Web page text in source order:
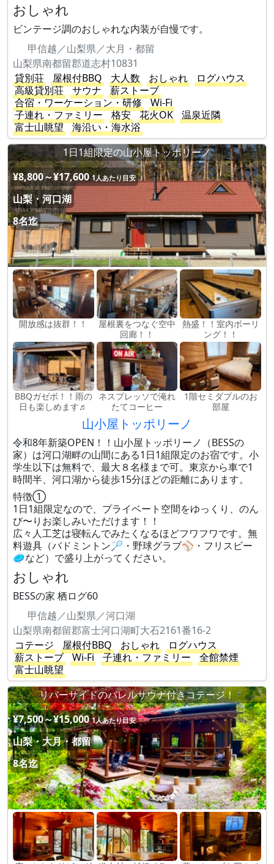
おしゃれ
ビンテージ調のおしゃれな内装が自慢です。
甲信越／山梨県／大月・都留
山梨県南都留郡道志村10831
貸別荘
屋根付BBQ 大人数 おしゃれ
ログハウス
高級貸別荘
サウナ
薪ストーブ
合宿・ワーケーション・研修
Wi-Fi
子連れ・ファミリー
格安 花火OK
温泉近隣
富士山眺望
海沿い・海水浴
1日1組限定の山小屋トッポリーノ
¥8,800～¥17,600 1人あたり目安
山梨・河口湖
8名迄
開放感は抜群！！
屋根裏をつなぐ空中
回廊！！
熱盛！！室内ボーリ
ング！！
BBQガゼボ！！雨の
日も楽しめます♬
ネスプレッソで淹れ
たてコーヒー
1階セミダブルのお
部屋
山小屋トッポリーノ
令和8年新築OPEN！！山小屋トッポリーノ（BESSの
家）は河口湖畔の山間にある1日1組限定のお宿です。小
学生以下は無料で、最大８名様まで可。東京から車で1
時間半、河口湖から徒歩15分ほどの距離にあります。
特徴①
1日1組限定なので、プライベート空間をゆっくり、のん
び〜りお楽しみいただけます！！
広々人工芝は寝転んでみたくなるほどフワフワです。無
料遊具（バドミントン🏸・野球グラブ⚾️・フリスビー
🥏など）で盛り上がってください。
おしゃれ
BESSの家 栖ログ60
甲信越／山梨県／河口湖
山梨県南都留郡富士河口湖町大石2161番16-2
コテージ
屋根付BBQ おしゃれ
ログハウス
薪ストーブ
Wi-Fi 子連れ・ファミリー
全館禁煙
富士山眺望
リバーサイドのバレルサウナ付きコテージ！
¥7,500～¥15,000 1人あたり目安
山梨・大月・都留
8名迄